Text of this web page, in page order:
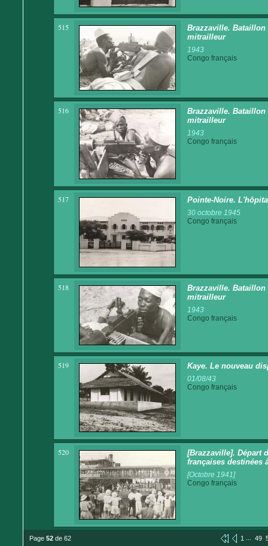
515
Brazzaville. Bataillon
mitrailleur
1943
Congo français
516
Brazzaville. Bataillon
mitrailleur
1943
Congo français
517 Pointe-Noire.
30 octobre 1945
Congo français
518
Brazzaville. Bataillon
mitrailleur
1943
Congo français
519 Kaye. Le nouveau
01/08/43
Congo français
520
[Brazzaville]. Départ
françaises destinées
[Octobre 1941]
Congo français
Page 52 de 62 1 ... 49